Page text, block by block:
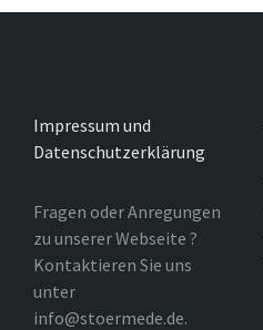
Impressum und
Datenschutzerklärung
Fragen oder Anregungen
zu unserer Webseite ?
Kontaktieren Sie uns
unter
info@stoermede.de.